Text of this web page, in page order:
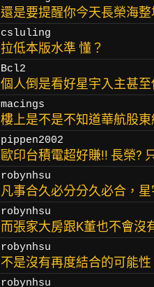
還是要提醒你今天長榮海
csluling
拉低本版水準 懂？
Bcl2
個人倒是看好星宇入主甚
macings
樓上是不是不知道華航股東
pippen2002
歐印台積電超好賺!! 長榮?
robynhsu
凡事合久必分分久必合，
robynhsu
而張家大房跟K董也不會沒
robynhsu
不是沒有再度結合的可能
robynhsu